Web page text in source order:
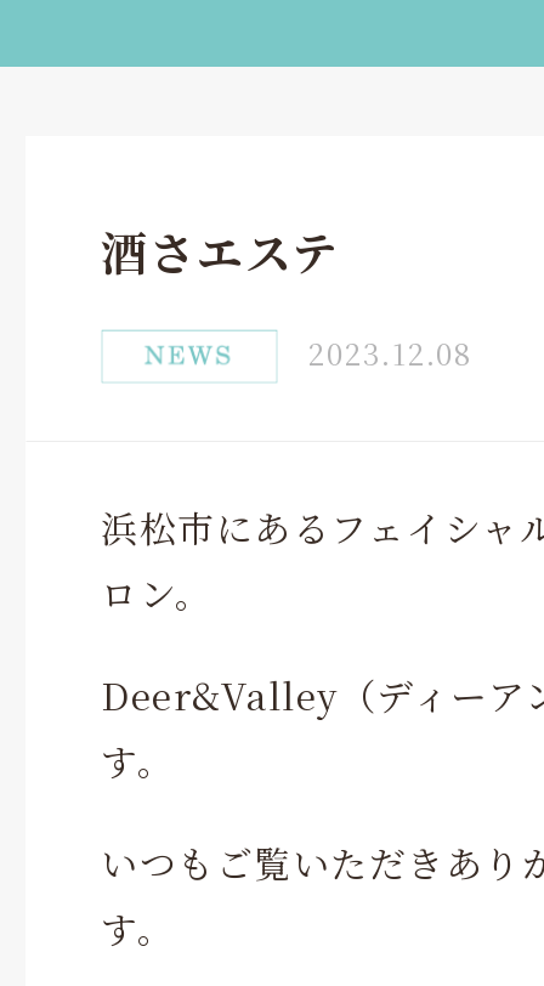
酒さエステ
2023.12.08
浜松市にあるフェイシャ
ロン。
Deer&Valley（ディーア
す。
いつもご覧いただきあり
す。